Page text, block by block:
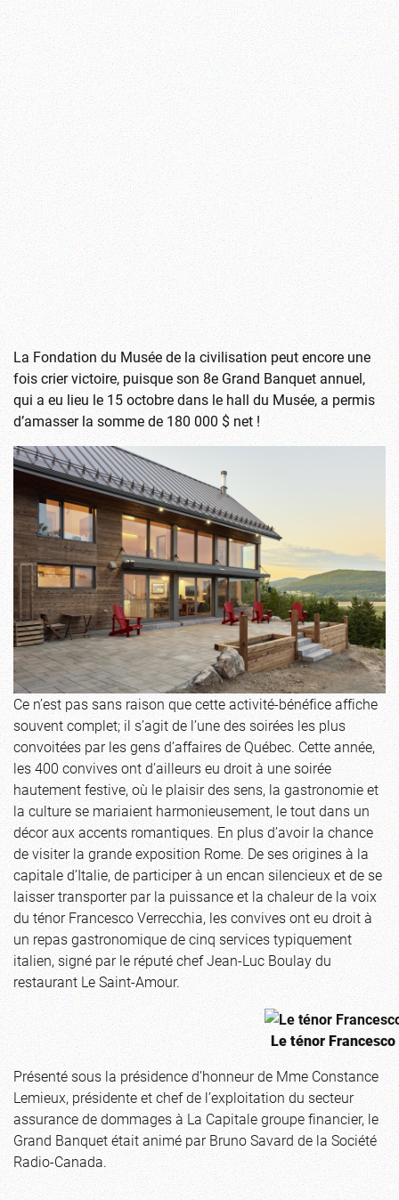
La Fondation du Musée de la civilisation peut encore une
fois crier victoire, puisque son 8e Grand Banquet annuel,
qui a eu lieu le 15 octobre dans le hall du Musée, a permis
d’amasser la somme de 180 000 $ net !
Ce n’est pas sans raison que cette activité-bénéfice affiche
souvent complet; il s’agit de l’une des soirées les plus
convoitées par les gens d’affaires de Québec. Cette année,
les 400 convives ont d’ailleurs eu droit à une soirée
hautement festive, où le plaisir des sens, la gastronomie et
la culture se mariaient harmonieusement, le tout dans un
décor aux accents romantiques. En plus d’avoir la chance
de visiter la grande exposition Rome. De ses origines à la
capitale d’Italie, de participer à un encan silencieux et de se
laisser transporter par la puissance et la chaleur de la voix
du ténor Francesco Verrecchia, les convives ont eu droit à
un repas gastronomique de cinq services typiquement
italien, signé par le réputé chef Jean-Luc Boulay du
restaurant Le Saint-Amour.
Le ténor
Présenté sous la présidence d’honneur de Mme Constance
Lemieux, présidente et chef de l’exploitation du secteur
assurance de dommages à La Capitale groupe financier, le
Grand Banquet était animé par Bruno Savard de la Société
Radio-Canada.